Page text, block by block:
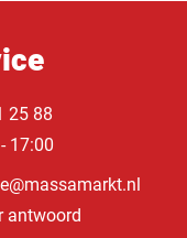
25 88
17:00
antwoord